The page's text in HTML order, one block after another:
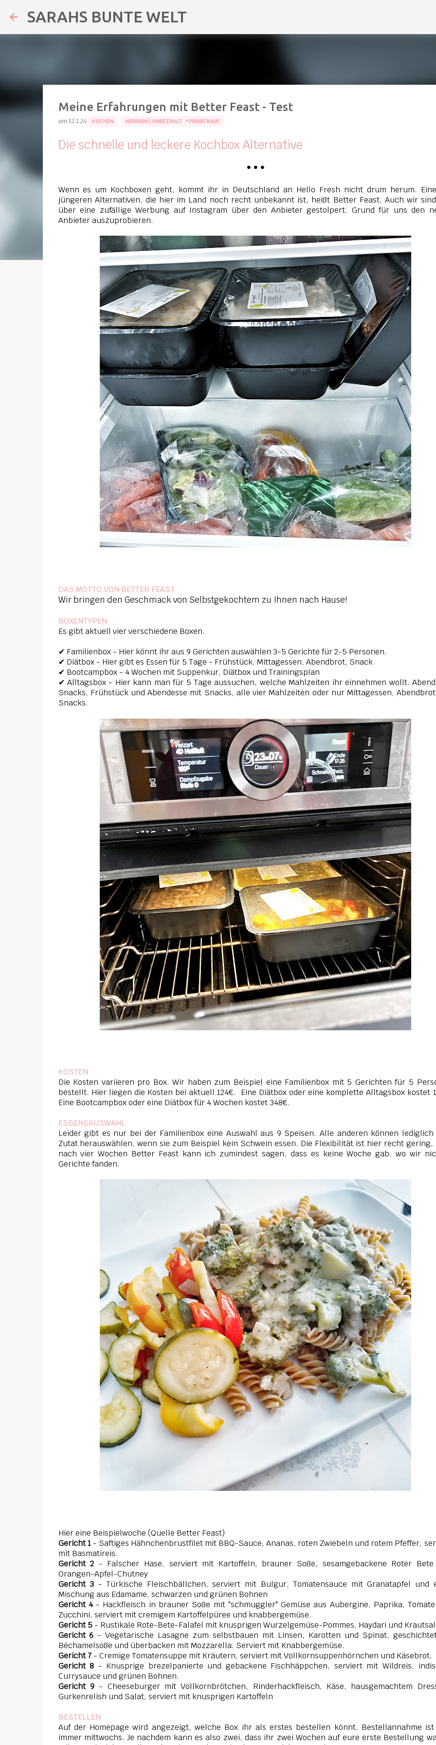
SARAHS BUNTE WELT
Meine Erfahrungen mit Better Feast - Test
am 12.1.24 KOCHEN WERBUNG UNBEZAHLT 📍PRIVATKAUF
Die schnelle und leckere Kochbox Alternative
• • •
Wenn es um Kochboxen geht, kommt ihr in Deutschland an Hello Fresh nicht drum herum.
jüngeren Alternativen, die hier im Land noch recht unbekannt ist, heißt Better Feast. Auch wir
über eine zufällige Werbung auf Instagram über den Anbieter gestolpert. Grund für uns den
Anbieter auszuprobieren.
DAS MOTTO VON BETTER FEAST
Wir bringen den Geschmack von Selbstgekochtem zu Ihnen nach Hause!
BOXENTYPEN
Es gibt aktuell vier verschiedene Boxen.
✔ Familienbox - Hier könnt ihr aus 9 Gerichten auswählen 3-5 Gerichte für 2-5 Personen.
✔ Diätbox - Hier gibt es Essen für 5 Tage - Frühstück, Mittagessen, Abendbrot, Snack
✔ Bootcampbox - 4 Wochen mit Suppenkur, Diätbox und Trainingsplan
✔ Alltagsbox - Hier kann man für 5 Tage aussuchen, welche Mahlzeiten ihr einnehmen wollt.
Snacks, Frühstück und Abendesse mit Snacks, alle vier Mahlzeiten oder nur Mittagessen,
Snacks.
KOSTEN
Die Kosten variieren pro Box. Wir haben zum Beispiel eine Familienbox mit 5 Gerichten für 5
bestellt. Hier liegen die Kosten bei aktuell 124€. Eine Diätbox oder eine komplette Alltagsbox kostet
Eine Bootcampbox oder eine Diätbox für 4 Wochen kostet 348€.
ESSENSAUSWAHL
Leider gibt es nur bei der Familienbox eine Auswahl aus 9 Speisen. Alle anderen können lediglich
Zutat herauswählen, wenn sie zum Beispiel kein Schwein essen. Die Flexibilität ist hier recht gering,
nach vier Wochen Better Feast kann ich zumindest sagen, dass es keine Woche gab, wo wir
Gerichte fanden.
Hier eine Beispielwoche (Quelle Better Feast)
Gericht 1 - Saftiges Hähnchenbrustfilet mit BBQ-Sauce, Ananas, roten Zwiebeln und rotem Pfeffer,
mit Basmatireis.
Gericht 2 - Falscher Hase, serviert mit Kartoffeln, brauner Soße, sesamgebackene Roter
Orangen-Apfel-Chutney
Gericht 3 - Türkische Fleischbällchen, serviert mit Bulgur, Tomatensauce mit Granatapfel und
Mischung aus Edamame, schwarzen und grünen Bohnen
Gericht 4 - Hackfleisch in brauner Soße mit "schmuggler" Gemüse aus Aubergine, Paprika,
Zucchini, serviert mit cremigem Kartoffelpüree und knabbergemüse.
Gericht 5- Rustikale Rote-Bete-Falafel mit knusprigen Wurzelgemüse-Pommes, Haydari und
Gericht 6 - Vegetarische Lasagne zum selbstbauen mit Linsen, Karotten und Spinat,
Béchamelsoße und überbacken mit Mozzarella. Serviert mit Knabbergemüse.
Gericht 7- Cremige Tomatensuppe mit Kräutern, serviert mit Vollkornsuppenhörnchen und Käsebrot.
Gericht 8 - Knusprige brezelpanierte und gebackene Fischhäppchen, serviert mit Wildreis,
Currysauce und grünen Bohnen.
Gericht 9- Cheeseburger mit Vollkornbrötchen, Rinderhackfleisch, Käse, hausgemachtem
Gurkenrelish und Salat, serviert mit knusprigen Kartoffeln
BESTELLEN
Auf der Homepage wird angezeigt, welche Box ihr als erstes bestellen könnt. Bestellannahme
immer mittwochs. Je nachdem kann es also zwei, dass ihr zwei Wochen auf eure erste Bestellung